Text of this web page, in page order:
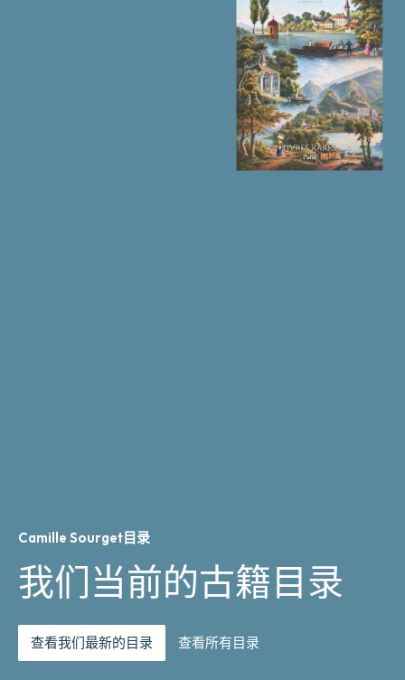
Camille Sourget目录
我们当前的古籍目录
查看我们最新的目录 查看所有目录